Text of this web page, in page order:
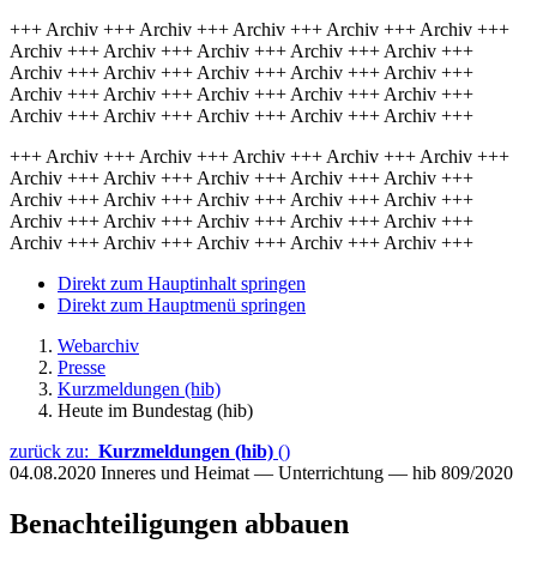
+++ Archiv +++ Archiv +++ Archiv +++ Archiv +++ Archiv +++
Archiv +++ Archiv +++ Archiv +++ Archiv +++ Archiv +++
Archiv +++ Archiv +++ Archiv +++ Archiv +++ Archiv +++
Archiv +++ Archiv +++ Archiv +++ Archiv +++ Archiv +++
Archiv +++ Archiv +++ Archiv +++ Archiv +++ Archiv +++
+++ Archiv +++ Archiv +++ Archiv +++ Archiv +++ Archiv +++
Archiv +++ Archiv +++ Archiv +++ Archiv +++ Archiv +++
Archiv +++ Archiv +++ Archiv +++ Archiv +++ Archiv +++
Archiv +++ Archiv +++ Archiv +++ Archiv +++ Archiv +++
Archiv +++ Archiv +++ Archiv +++ Archiv +++ Archiv +++
Direkt zum Hauptinhalt springen
Direkt zum Hauptmenü springen
Webarchiv
Presse
Kurzmeldungen (hib)
Heute im Bundestag (hib)
zurück zu: Kurzmeldungen (hib) ()
04.08.2020 Inneres und Heimat — Unterrichtung — hib 809/2020
Benachteiligungen abbauen